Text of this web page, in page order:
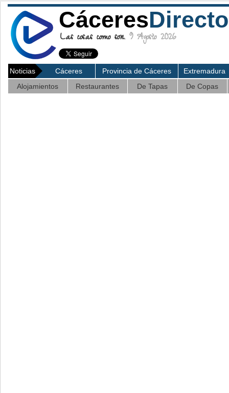
CáceresDirecto
Las cosas como son. 9 Agosto 2026
Noticias Cáceres Provincia de Cáceres
Extremadura
Alojamientos
Restaurantes De Tapas De Copas